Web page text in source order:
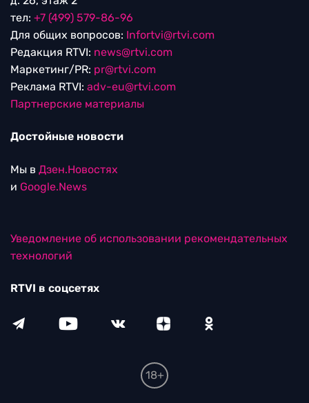
тел: +7 (499) 579-86-96
Для общих вопросов: Infortvi@rtvi.com
Редакция RTVI: news@rtvi.com
Маркетинг/PR: pr@rtvi.com
Реклама RTVI: adv-eu@rtvi.com
Партнерские материалы
Достойные новости
Мы в Дзен.Новостях
и Google.News
Уведомление об использовании рекомендательных
технологий
RTVI в соцсетях
18+